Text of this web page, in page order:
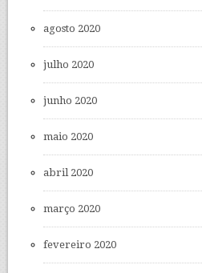
agosto 2020
julho 2020
junho 2020
maio 2020
abril 2020
março 2020
fevereiro 2020